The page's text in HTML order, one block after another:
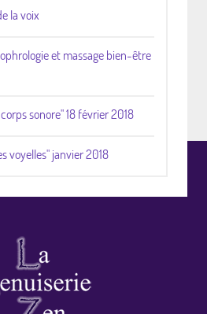
la voix
et massage bien-être
sonore" 18 février 2018
voyelles" janvier 2018